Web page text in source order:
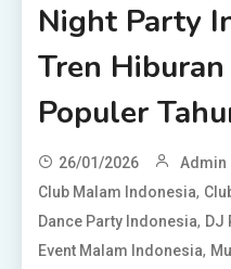
Night Party
Tren
Populer
26/01/2026 Admin
Club Malam Indonesia,
Dance Party Indonesia, DJ
Event Malam Indonesia,